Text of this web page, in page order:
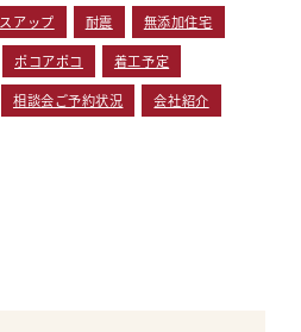
アップ 耐震 無添加住宅
ポコアポコ 着工予定
相談会ご予約状況 会社紹介